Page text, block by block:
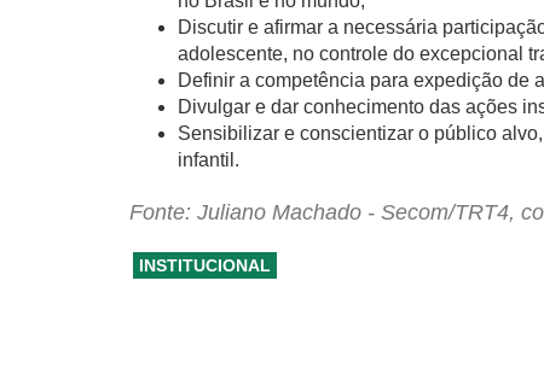
Discutir e afirmar a necessária
adolescente, no controle do excepcional
Definir a competência para expedição de
Divulgar e dar conhecimento das ações
Sensibilizar e conscientizar o público
infantil.
Fonte: Juliano Machado - Secom/TRT4,
INSTITUCIONAL